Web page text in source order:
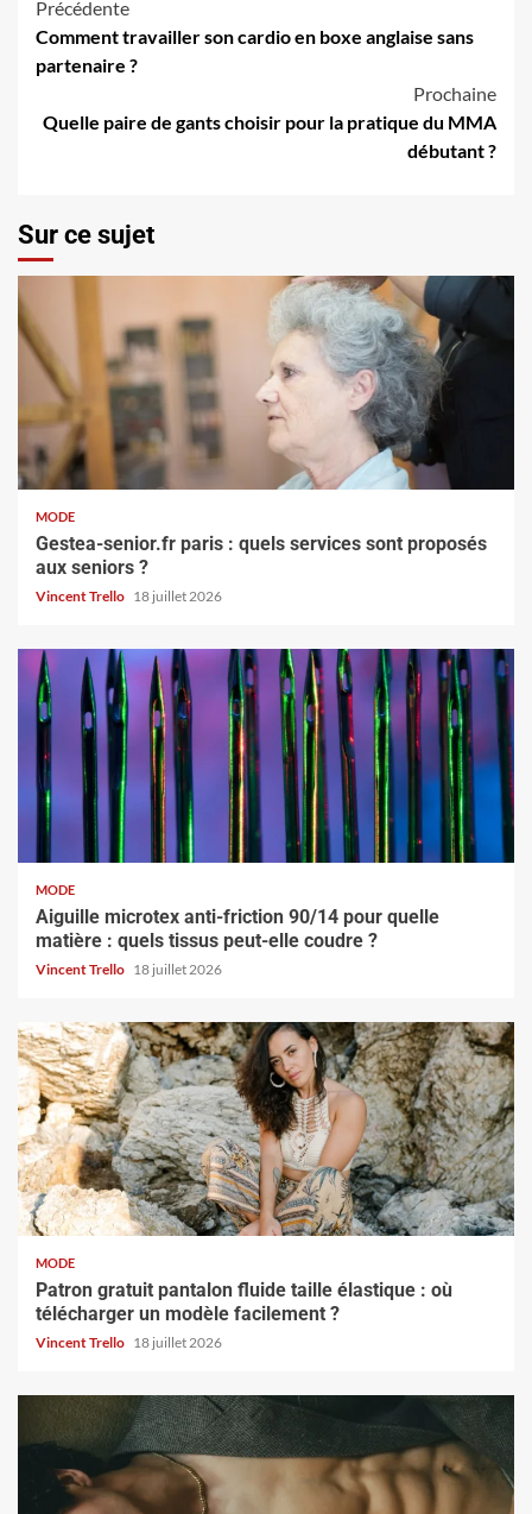
Navigation
d’article
Précédente
Comment travailler son cardio en boxe anglaise sans
partenaire ?
Prochaine
Quelle paire de gants choisir pour la pratique du MMA
débutant ?
Sur ce sujet
MODE
Gestea-senior.fr paris : quels services sont proposés
aux seniors ?
Vincent Trello 18 juillet 2026
MODE
Aiguille microtex anti-friction 90/14 pour quelle
matière : quels tissus peut-elle coudre ?
Vincent Trello 18 juillet 2026
MODE
Patron gratuit pantalon fluide taille élastique : où
télécharger un modèle facilement ?
Vincent Trello 18 juillet 2026